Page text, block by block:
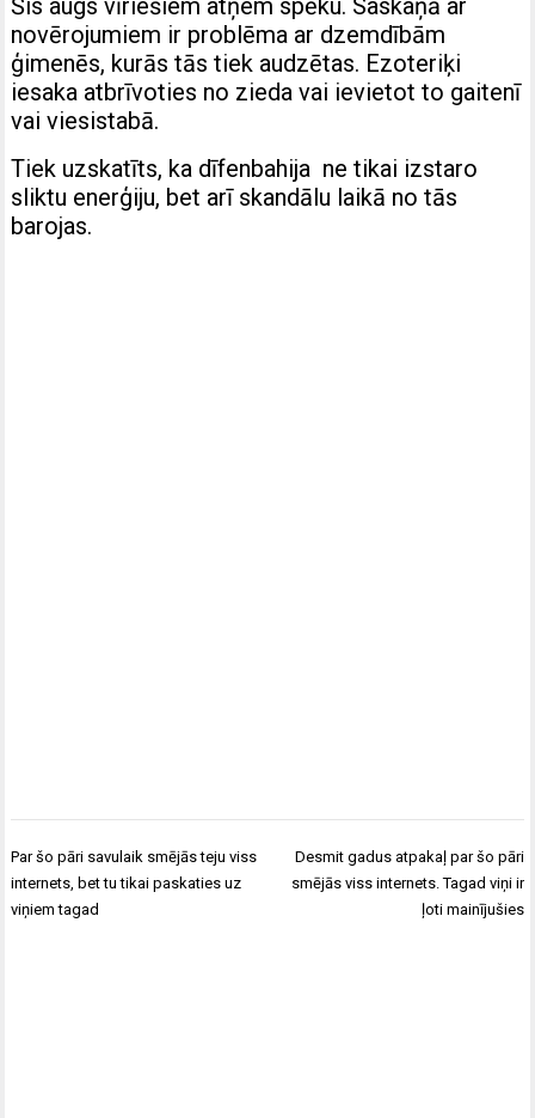
Šis augs vīriešiem atņem spēku. Saskaņā ar
novērojumiem ir problēma ar dzemdībām
ģimenēs, kurās tās tiek audzētas. Ezoteriķi
iesaka atbrīvoties no zieda vai ievietot to gaitenī
vai viesistabā.
Tiek uzskatīts, ka dīfenbahija ne tikai izstaro
sliktu enerģiju, bet arī skandālu laikā no tās
barojas.
Ziņu
izvēlne
Par šo pāri savulaik smējās teju viss
internets, bet tu tikai paskaties uz
viņiem tagad
Desmit gadus atpakaļ par šo pāri
smējās viss internets. Tagad viņi ir
ļoti mainījušies